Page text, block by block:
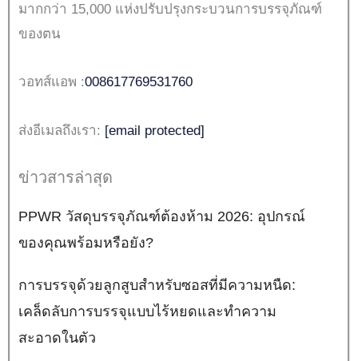
มากกว่า 15,000 แห่งปรับปรุงกระบวนการบรรจุภัณฑ์
ของตน
วอทส์แอพ :008617769531760
ส่งอีเมลถึงเรา: [email protected]
ข่าวสารล่าสุด
PPWR วัสดุบรรจุภัณฑ์ต้องห้าม 2026: อุปกรณ์
ของคุณพร้อมหรือยัง?
การบรรจุด้วยลูกสูบสำหรับซอสที่มีความหนืด:
เคล็ดลับการบรรจุแบบไร้หยดและทำความ
สะอาดในตัว